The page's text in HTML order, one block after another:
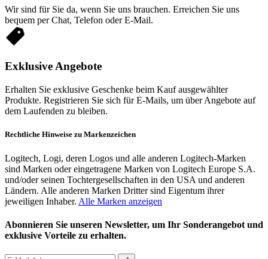
Wir sind für Sie da, wenn Sie uns brauchen. Erreichen Sie uns
bequem per Chat, Telefon oder E-Mail.
Exklusive Angebote
Erhalten Sie exklusive Geschenke beim Kauf ausgewählter
Produkte. Registrieren Sie sich für E-Mails, um über Angebote auf
dem Laufenden zu bleiben.
Rechtliche Hinweise zu Markenzeichen
Logitech, Logi, deren Logos und alle anderen Logitech-Marken
sind Marken oder eingetragene Marken von Logitech Europe S.A.
und/oder seinen Tochtergesellschaften in den USA und anderen
Ländern. Alle anderen Marken Dritter sind Eigentum ihrer
jeweiligen Inhaber. Alle Marken anzeigen
Abonnieren Sie unseren Newsletter, um Ihr Sonderangebot und
exklusive Vorteile zu erhalten.